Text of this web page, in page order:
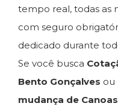
tempo real, todas as
com seguro
dedicado durante
Se você busca
Bento Gonçalves ou
mudança de